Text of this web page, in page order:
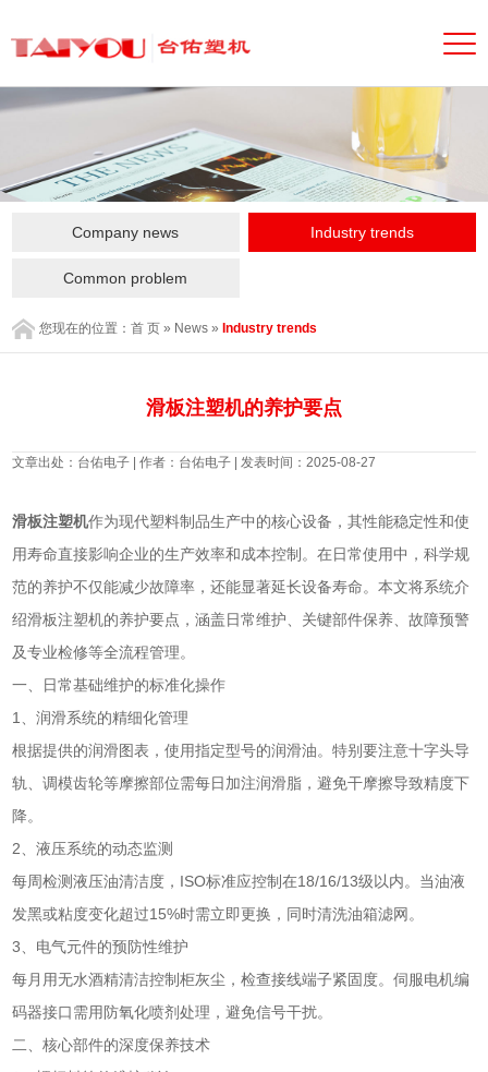
Company news Industry trends
Common problem
您现在的位置：首 页 » News »Industry trends
滑板注塑机的养护要点
文章出处：台佑电子 | 作者：台佑电子 | 发表时间：2025-08-27
滑板注塑机作为现代塑料制品生产中的核心设备，其性能稳定性和使
用寿命直接影响企业的生产效率和成本控制。在日常使用中，科学规
范的养护不仅能减少故障率，还能显著延长设备寿命。本文将系统介
绍滑板注塑机的养护要点，涵盖日常维护、关键部件保养、故障预警
及专业检修等全流程管理。
一、日常基础维护的标准化操作
1、润滑系统的精细化管理
根据提供的润滑图表，使用指定型号的润滑油。特别要注意十字头导
轨、调模齿轮等摩擦部位需每日加注润滑脂，避免干摩擦导致精度下
降。
2、液压系统的动态监测
每周检测液压油清洁度，ISO标准应控制在18/16/13级以内。当油液
发黑或粘度变化超过15%时需立即更换，同时清洗油箱滤网。
3、电气元件的预防性维护
每月用无水酒精清洁控制柜灰尘，检查接线端子紧固度。伺服电机编
码器接口需用防氧化喷剂处理，避免信号干扰。
二、核心部件的深度保养技术